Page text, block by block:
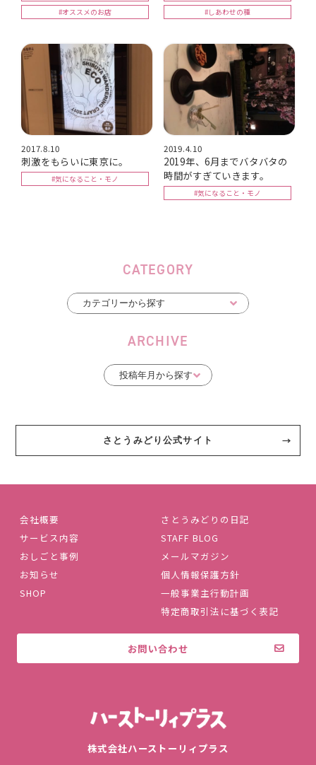
#オススメのお店
#しあわせの種
2017.8.10
刺激をもらいに東京に。
#気になること・モノ
2019.4.10
2019年、6月までバタバタの
時間がすぎていきます。
#気になること・モノ
CATEGORY
ARCHIVE
さとうみどり公式サイト
会社概要
サービス内容
おしごと事例
お知らせ
SHOP
さとうみどりの日記
STAFF BLOG
メールマガジン
個人情報保護方針
一般事業主行動計画
特定商取引法に基づく表記
お問い合わせ
株式会社ハーストーリィプラス